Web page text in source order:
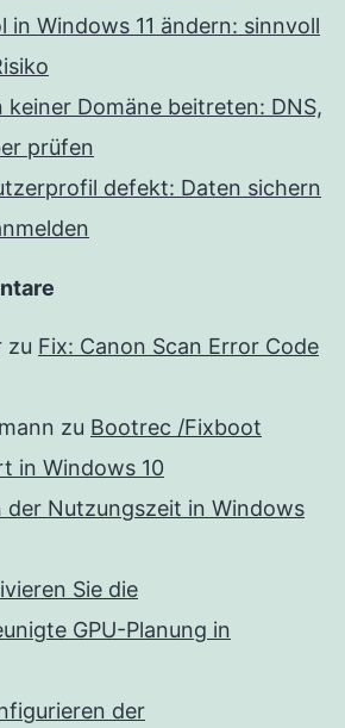
in Windows 11 ändern: sinnvoll
keiner Domäne beitreten: DNS,
prüfen
defekt: Daten sichern
zu Fix: Canon Scan Error Code
zu Bootrec /Fixboot
in Windows 10
der Nutzungszeit in Windows
Sie die
GPU-Planung in
der